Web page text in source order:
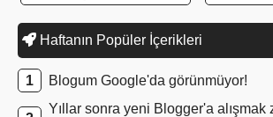
Haftanın Popüler İçerikleri
Blogum Google'da görünmüyor!
Yıllar sonra yeni Blogger'a alışmak